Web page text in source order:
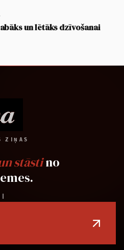
un lētāks dzīvošanai
ZIŅAS
stāstino